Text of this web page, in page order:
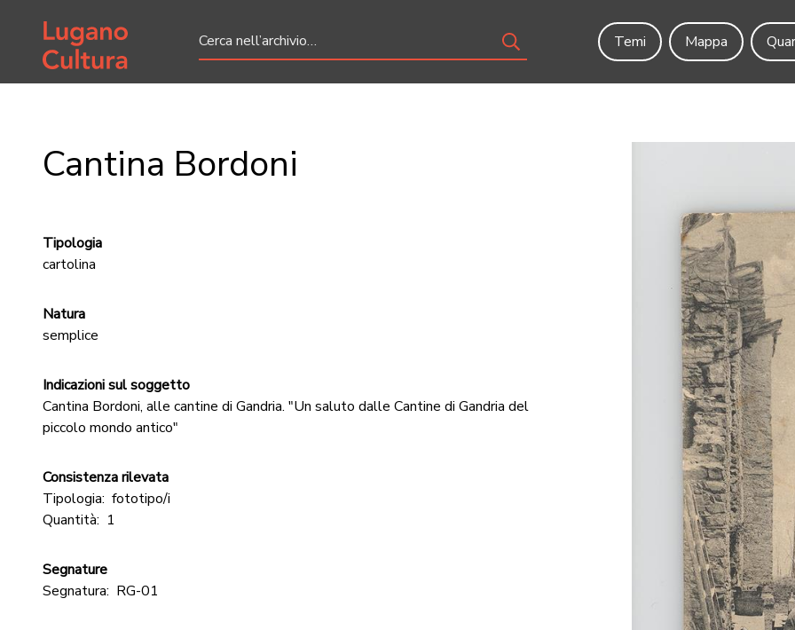
Home page
Temi
Mappa
Cantina Bordoni
Tipologia
cartolina
Natura
semplice
Indicazioni sul soggetto
Cantina Bordoni, alle cantine di Gandria. "Un saluto dalle Cantine di Gandria del
piccolo mondo antico"
Consistenza rilevata
Tipologia: fototipo/i
Quantità: 1
Segnature
Segnatura: RG-01